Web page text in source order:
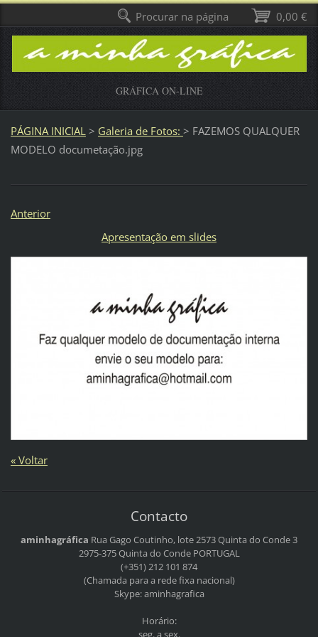
GRÁFICA ON-LINE
PÁGINA INICIAL > Galeria de Fotos: > FAZEMOS QUALQUER
MODELO documetação.jpg
Anterior
Apresentação em slides
« Voltar
Contacto
aminhagráfica Rua Gago Coutinho, lote 2573Quinta do Conde 3
2975-375 Quinta do CondePORTUGAL
(+351) 212 101 874
(Chamada para a rede fixa nacional)
Skype: aminhagrafica
Horário:
seg. a sex.
0,00 €
Procurar na página